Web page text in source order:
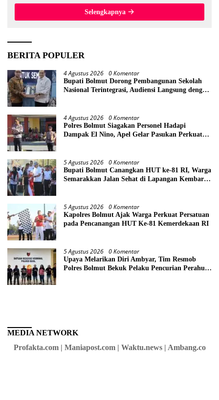
Selengkapnya
BERITA POPULER
4 Agustus 2026 0 Komentar
Bupati Bolmut Dorong Pembangunan Sekolah
Nasional Terintegrasi, Audiensi Langsung dengan
4 Agustus 2026 0 Komentar
Polres Bolmut Siagakan Personel Hadapi
Dampak El Nino, Apel Gelar Pasukan Perkuat
5 Agustus 2026 0 Komentar
Bupati Bolmut Canangkan HUT ke-81 RI, Warga
Semarakkan Jalan Sehat di Lapangan Kembar
5 Agustus 2026 0 Komentar
Kapolres Bolmut Ajak Warga Perkuat Persatuan
pada Pencanangan HUT Ke-81 Kemerdekaan RI
5 Agustus 2026 0 Komentar
Upaya Melarikan Diri Ambyar, Tim Resmob
Polres Bolmut Bekuk Pelaku Pencurian Perahu
MEDIA NETWORK
Profakta.com | Maniapost.com | Waktu.news | Ambang.co